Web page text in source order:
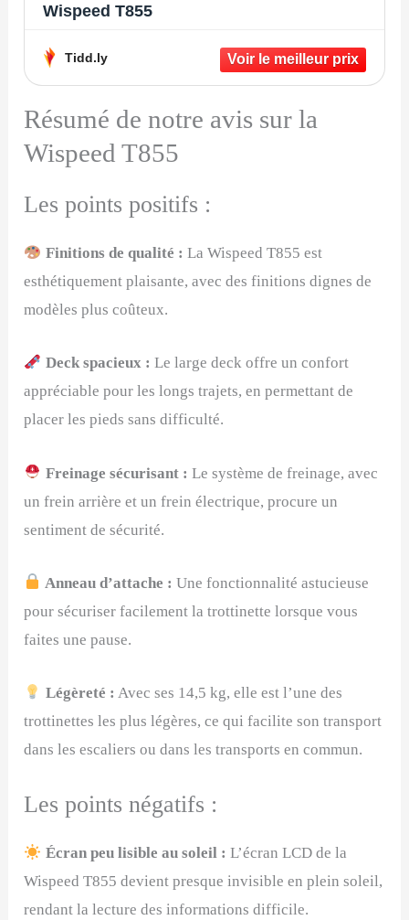
Wispeed T855
Tidd.ly
Résumé de notre avis sur la
Wispeed T855
Les points positifs :
Finitions de qualité : La Wispeed T855 est
esthétiquement plaisante, avec des finitions dignes de
modèles plus coûteux.
Deck spacieux : Le large deck offre un confort
appréciable pour les longs trajets, en permettant de
placer les pieds sans difficulté.
Freinage sécurisant : Le système de freinage, avec
un frein arrière et un frein électrique, procure un
sentiment de sécurité.
Anneau d’attache : Une fonctionnalité astucieuse
pour sécuriser facilement la trottinette lorsque vous
faites une pause.
Légèreté : Avec ses 14,5 kg, elle est l’une des
trottinettes les plus légères, ce qui facilite son transport
dans les escaliers ou dans les transports en commun.
Les points négatifs :
Écran peu lisible au soleil : L’écran LCD de la
Wispeed T855 devient presque invisible en plein soleil,
rendant la lecture des informations difficile.